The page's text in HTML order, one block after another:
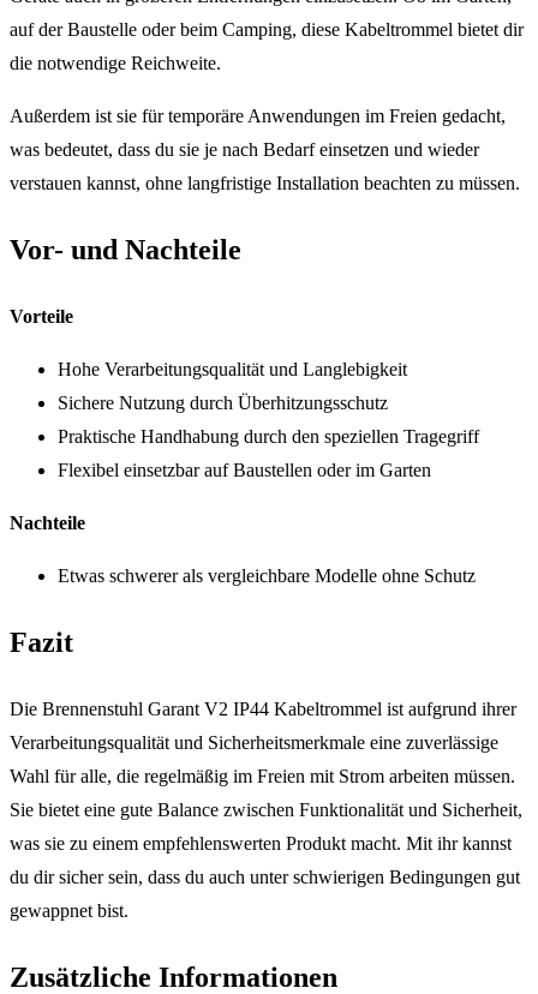
auf der Baustelle oder beim Camping, diese Kabeltrommel bietet dir
die notwendige Reichweite.
Außerdem ist sie für temporäre Anwendungen im Freien gedacht,
was bedeutet, dass du sie je nach Bedarf einsetzen und wieder
verstauen kannst, ohne langfristige Installation beachten zu müssen.
Vor- und Nachteile
Vorteile
Hohe Verarbeitungsqualität und Langlebigkeit
Sichere Nutzung durch Überhitzungsschutz
Praktische Handhabung durch den speziellen Tragegriff
Flexibel einsetzbar auf Baustellen oder im Garten
Nachteile
Etwas schwerer als vergleichbare Modelle ohne Schutz
Fazit
Die Brennenstuhl Garant V2 IP44 Kabeltrommel ist aufgrund ihrer
Verarbeitungsqualität und Sicherheitsmerkmale eine zuverlässige
Wahl für alle, die regelmäßig im Freien mit Strom arbeiten müssen.
Sie bietet eine gute Balance zwischen Funktionalität und Sicherheit,
was sie zu einem empfehlenswerten Produkt macht. Mit ihr kannst
du dir sicher sein, dass du auch unter schwierigen Bedingungen gut
gewappnet bist.
Zusätzliche Informationen